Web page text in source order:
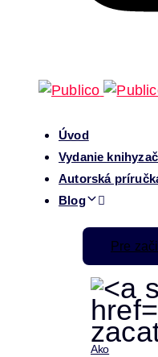
Úvod
Vydanie knihy
Autorská
Blog
Pre
Ako